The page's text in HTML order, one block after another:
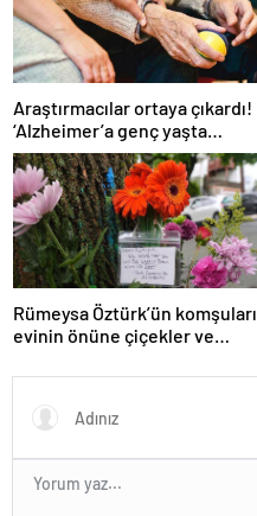
Araştırmacılar ortaya çıkardı!
‘Alzheimer’a genç yaşta
yakalanabilirsiniz’
Rümeysa Öztürk’ün komşuları
evinin önüne çiçekler ve